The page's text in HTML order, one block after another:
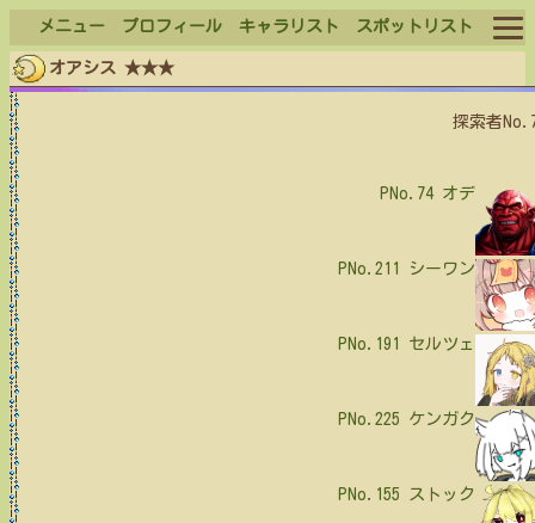
メニュー プロフィール キャラリスト スポットリスト
ログイン
オアシス ★★★
探索者
PNo.74 オデ
PNo.211 シーワン
PNo.191 セルツェ
PNo.225 ケンガク
PNo.155 ストック